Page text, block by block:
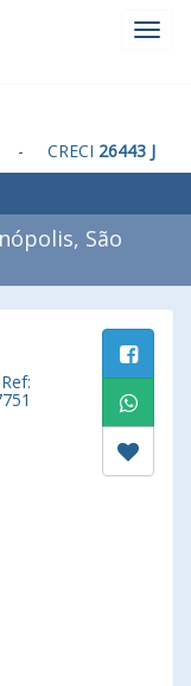
- CRECI 26443 J
São
Ref: